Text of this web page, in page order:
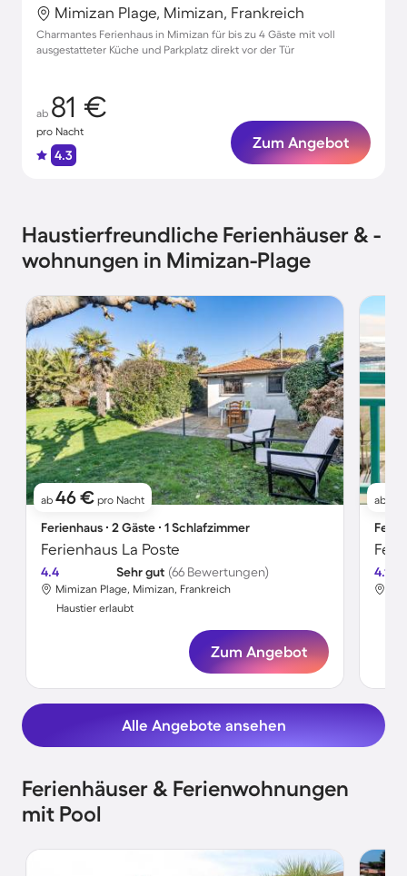
Mimizan Plage, Mimizan, Frankreich
Charmantes Ferienhaus in Mimizan für bis zu 4 Gäste mit voll
ausgestatteter Küche und Parkplatz direkt vor der Tür
ab 81 €
pro Nacht
4.3
Zum Angebot
Haustierfreundliche Ferienhäuser & -
wohnungen in Mimizan-Plage
ab 46 € pro Nacht
Ferienhaus ∙ 2 Gäste ∙ 1 Schlafzimmer
Ferienhaus La Poste
4.4 Sehr gut (66 Bewertungen)
Mimizan Plage, Mimizan, Frankreich
Haustier erlaubt
Zum Angebot
ab
4.1
Alle Angebote ansehen
Ferienhäuser & Ferienwohnungen
mit Pool